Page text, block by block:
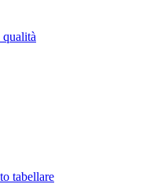
qualità
tabellare